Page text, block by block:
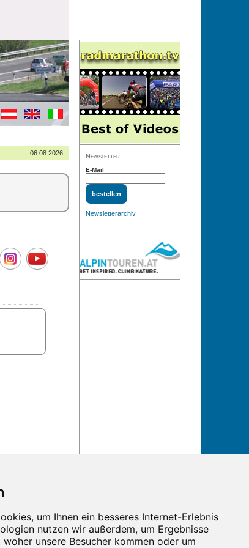
06.08.2026 Newsletter
E-Mail
Newsletterarchiv